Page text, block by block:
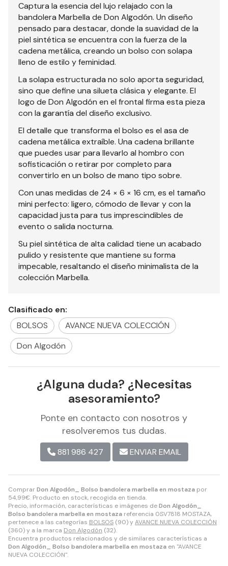
ComprarDon Algodón_ Bolso bandolera marbella en mostaza por
54,99€. Producto en stock, recogida en tienda.
Precio, información, características e imágenes deDon Algodón_
Bolso bandolera marbella en mostaza referencia 0SV7818 MOSTAZA,
pertenece a las categorías BOLSOS (90) y AVANCE NUEVA COLECCIÓN
(360) y a la marca Don Algodón (32).
Encuentra productos relacionados y de similares características a
Don Algodón_ Bolso bandolera marbella en mostaza en "AVANCE
NUEVA COLECCIÓN".
Captura la esencia del lujo relajado con la
bandolera Marbella de Don Algodón. Un diseño
pensado para destacar, donde la suavidad de la
piel sintética se encuentra con la fuerza de la
cadena metálica, creando un bolso con solapa
lleno de estilo y feminidad.
La solapa estructurada no solo aporta seguridad,
sino que define una silueta clásica y elegante. El
logo de Don Algodón en el frontal firma esta pieza
con la garantía del diseño exclusivo.
El detalle que transforma el bolso es el asa de
cadena metálica extraíble. Una cadena brillante
que puedes usar para llevarlo al hombro con
sofisticación o retirar por completo para
convertirlo en un bolso de mano tipo sobre.
Con unas medidas de 24 × 6 × 16 cm, es el tamaño
mini perfecto: ligero, cómodo de llevar y con la
capacidad justa para tus imprescindibles de
evento o salida nocturna.
Su piel sintética de alta calidad tiene un acabado
pulido y resistente que mantiene su forma
impecable, resaltando el diseño minimalista de la
colección Marbella.
Clasificado en:
BOLSOS
AVANCE NUEVA COLECCIÓN
Don Algodón
¿Alguna duda? ¿Necesitas
asesoramiento?
Ponte en contacto con nosotros y
resolveremos tus dudas.
881 986 427 ENVIAR EMAIL